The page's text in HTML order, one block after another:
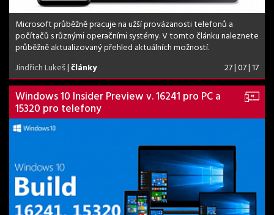
Microsoft průběžně pracuje na užší provázanosti telefonů a
počítačů s různými operačními systémy. V tomto článku naleznete
průběžně aktualizovaný přehled aktuálních možností.
Jindřich Lukeš|články 27 | 07 | 17
Windows 10 Insider Preview v. 16241 pro PC a
15320 pro telefony